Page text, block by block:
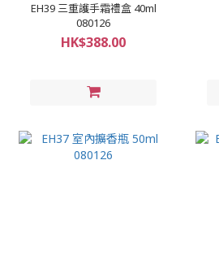
EH39 三重護手霜禮盒 40ml
080126
HK$388.00